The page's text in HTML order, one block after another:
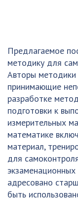
Предлагаемое
методику для
Авторы
принимающие
разработке
подготовки к
измерительных
математике
материал,
для
адресовано
быть